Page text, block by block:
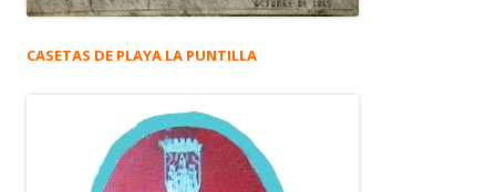
CASETAS DE PLAYA LA PUNTILLA